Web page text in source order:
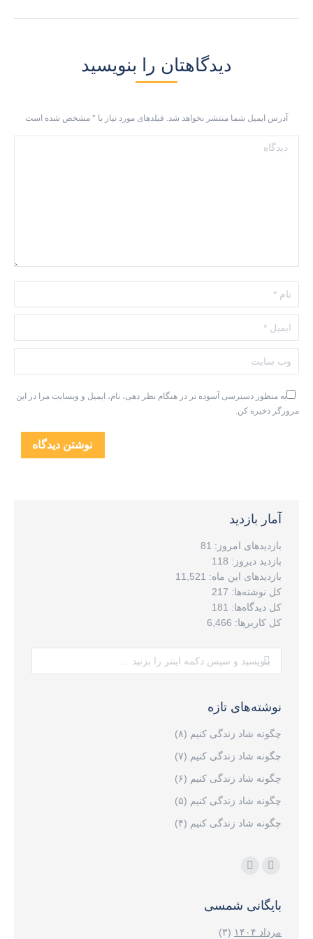
دیدگاهتان را بنویسید
آدرس ایمیل شما منتشر نخواهد شد. فیلدهای مورد نیاز با * مشخص شده است
دیدگاه
نام *
ایمیل *
وب سایت
به منظور دسترسی آسوده تر در هنگام نظر دهی، نام، ایمیل و وبسایت مرا در این
مرورگر ذخیره کن.
نوشتن دیدگاه
آمار بازدید
بازدیدهای امروز: 81
بازدید دیروز: 118
بازدیدهای این ماه: 11,521
کل نوشته‌ها: 217
کل دیدگاه‌ها: 181
کل کاربرها: 6,466
جستجو:
نوشته‌های تازه
چگونه شاد زندگی کنیم (۸)
چگونه شاد زندگی کنیم (۷)
چگونه شاد زندگی کنیم (۶)
چگونه شاد زندگی کنیم (۵)
چگونه شاد زندگی کنیم (۴)
مارا در اینجا پیدا کنید:
opens
in
opens
in
بایگانی شمسی
مرداد ۱۴۰۴
(۳)